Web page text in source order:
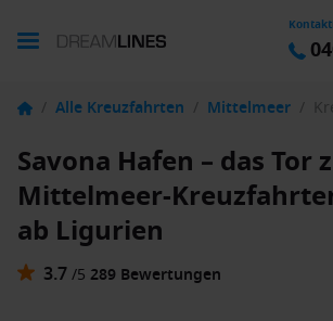
/ Alle Kreuzfahrten / Mittelmeer /
Savona Hafen – das Tor
Mittelmeer-
ab Ligurien
3.7/5 289 Bewertungen